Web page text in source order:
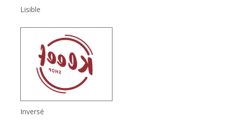
Lisible
Inversé